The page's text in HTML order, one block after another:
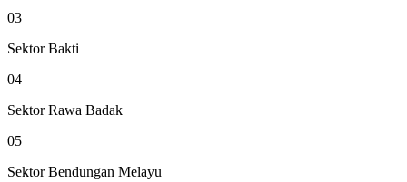
03
Sektor Bakti
04
Sektor Rawa Badak
05
Sektor Bendungan Melayu